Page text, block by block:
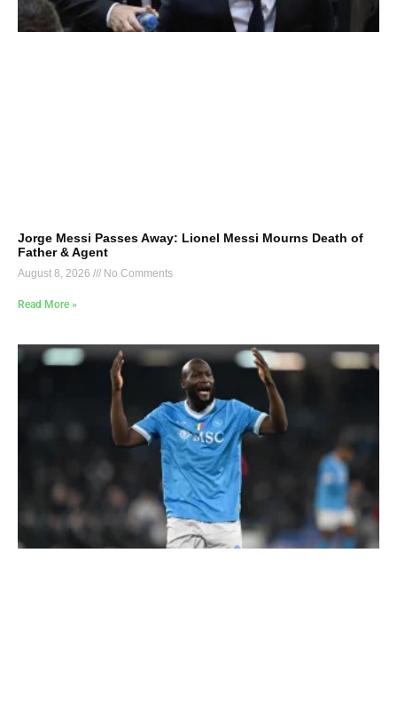
Jorge Messi Passes Away: Lionel Messi Mourns Death of
Father & Agent
August 8, 2026 No Comments
Read More »